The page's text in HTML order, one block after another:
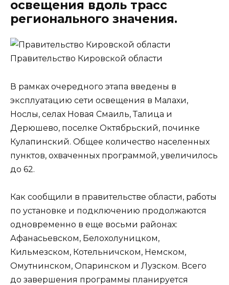
освещения вдоль трасс
регионального значения.
Правительство Кировской области
В рамках очередного этапа введены в
эксплуатацию сети освещения в Малахи,
Нослы, селах Новая Смаиль, Талица и
Дерюшево, поселке Октябрьский, починке
Кулапинский. Общее количество населенных
пунктов, охваченных программой, увеличилось
до 62.
Как сообщили в правительстве области, работы
по установке и подключению продолжаются
одновременно в еще восьми районах:
Афанасьевском, Белохолуницком,
Кильмезском, Котельничском, Немском,
Омутнинском, Опаринском и Лузском. Всего
до завершения программы планируется